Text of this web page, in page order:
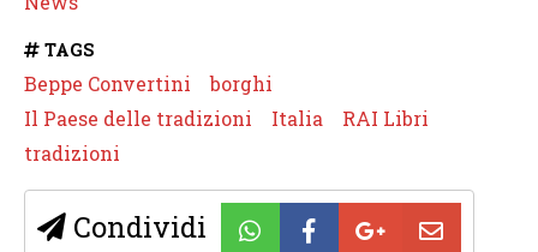
TAGS
Beppe Convertini
borghi
Il Paese delle tradizioni
Italia
RAI Libri
tradizioni
Condividi